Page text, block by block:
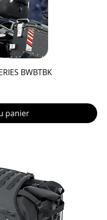
BWBTBK
panier